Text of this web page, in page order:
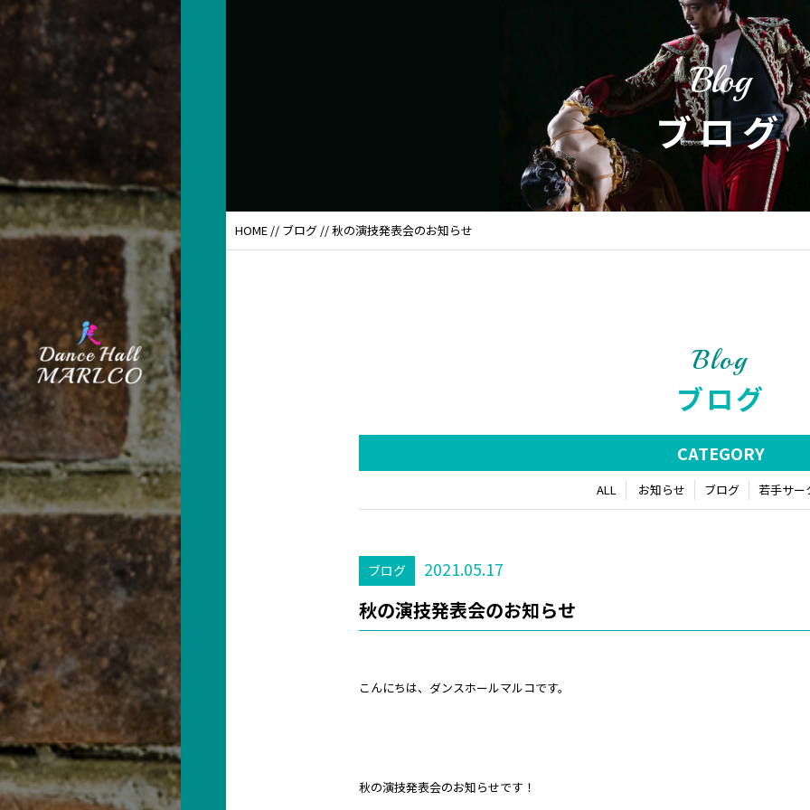
Blog
ブログ
HOME // ブログ // 秋の演技発表会のお知らせ
Blog
ブログ
CATEGORY
ALL お知らせ ブログ 若手サー
ブログ 2021.05.17
秋の演技発表会のお知らせ
こんにちは、ダンスホールマルコです。
秋の演技発表会のお知らせです！